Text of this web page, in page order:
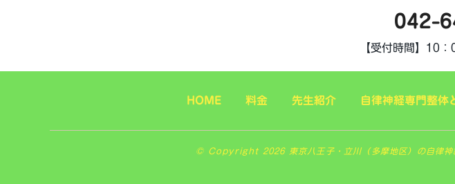
042-
【受付時間】 10：
HOME 料金 先生紹介 自律神経専門整体
© Copyright 2026 東京八王子・立川（多摩地区）の自律